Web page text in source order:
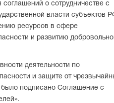
о сотрудничестве с
власти субъектов
ресурсов в сфере
и развитию
деятельности по
и защите от
подписано Соглашение с